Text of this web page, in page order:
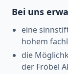
Bei uns
eine
hohem
die
der Fröbel